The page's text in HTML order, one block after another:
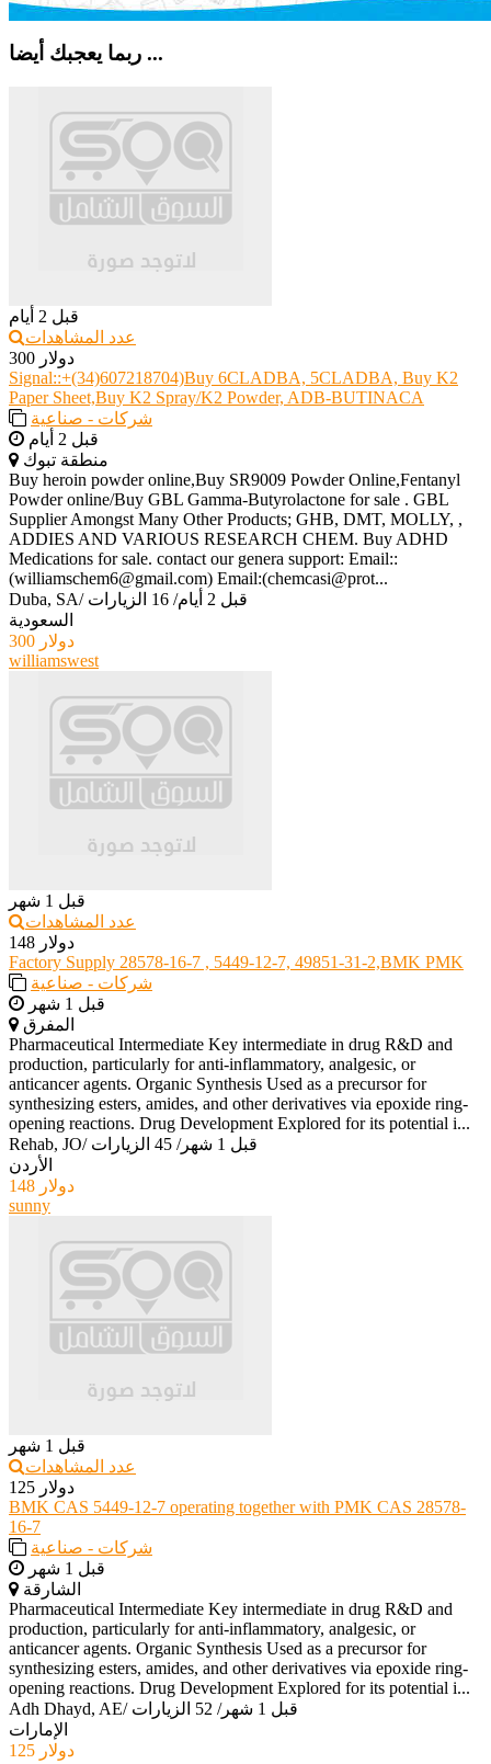
ربما يعجبك أيضا ...
قبل 2 أيام
عدد المشاهدات
300 دولار
Signal::+(34)607218704)Buy 6CLADBA, 5CLADBA, Buy K2
Paper Sheet,Buy K2 Spray/K2 Powder, ADB-BUTINACA
شركات - صناعية
قبل 2 أيام
منطقة تبوك
Buy heroin powder online,Buy SR9009 Powder Online,Fentanyl
Powder online/Buy GBL Gamma-Butyrolactone for sale . GBL
Supplier Amongst Many Other Products; GHB, DMT, MOLLY, ,
ADDIES AND VARIOUS RESEARCH CHEM. Buy ADHD
Medications for sale. contact our genera support: Email::
(williamschem6@gmail.com) Email:(chemcasi@prot...
Duba, SA/ قبل 2 أيام / 16 الزيارات
السعودية
300 دولار
williamswest
قبل 1 شهر
عدد المشاهدات
148 دولار
Factory Supply 28578-16-7 , 5449-12-7, 49851-31-2,BMK PMK
شركات - صناعية
قبل 1 شهر
المفرق
Pharmaceutical Intermediate Key intermediate in drug R&D and
production, particularly for anti-inflammatory, analgesic, or
anticancer agents. Organic Synthesis Used as a precursor for
synthesizing esters, amides, and other derivatives via epoxide ring-
opening reactions. Drug Development Explored for its potential i...
Rehab, JO/ قبل 1 شهر / 45 الزيارات
الأردن
148 دولار
sunny
قبل 1 شهر
عدد المشاهدات
125 دولار
BMK CAS 5449-12-7 operating together with PMK CAS 28578-
16-7
شركات - صناعية
قبل 1 شهر
الشارقة
Pharmaceutical Intermediate Key intermediate in drug R&D and
production, particularly for anti-inflammatory, analgesic, or
anticancer agents. Organic Synthesis Used as a precursor for
synthesizing esters, amides, and other derivatives via epoxide ring-
opening reactions. Drug Development Explored for its potential i...
Adh Dhayd, AE/ قبل 1 شهر / 52 الزيارات
الإمارات
125 دولار